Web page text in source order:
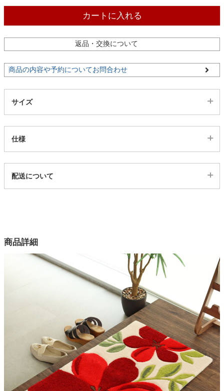
ファブリック
カーテン
収納用品
キッチン用品
家電・照明器具
ガーデン
タワー
カートに入れる
返品・交換について
商品の内容や予約についてお問合わせ
サイズ
仕様
180237
1色
手洗い可能
お手入れの際の注意
洗濯機の手洗いコース、脱水、乾燥器のご利用はお避け下さい。
配送について
商品詳細